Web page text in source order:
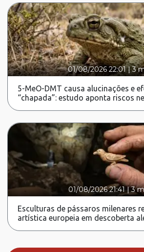
01/08/2026 22:01|3
5-MeO-DMT causa alucinações e
“chapada”: estudo aponta riscos
01/08/2026 21:41 |3
Esculturas de pássaros milenares
artística europeia em descoberta